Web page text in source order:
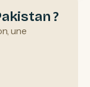
?
une